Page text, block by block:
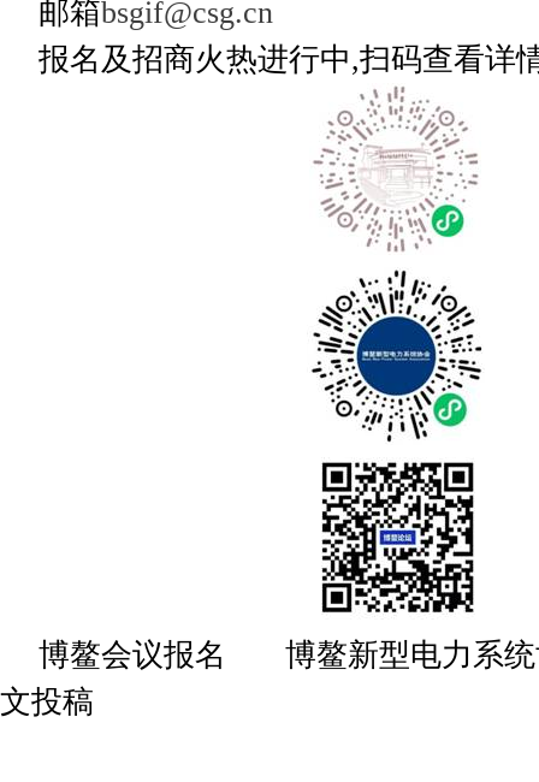
邮箱bsgif@csg.cn
报名及招商火热进行中,扫码查看详
博鳌会议报名 博鳌新型电力系
文投稿